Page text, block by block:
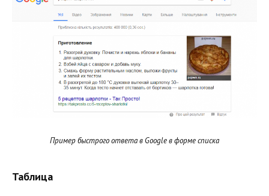
Пример быстрого ответа в Google в форме списка
Таблица